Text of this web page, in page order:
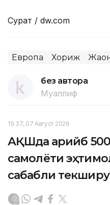
Сурат / dw.com
Европа Хориж
без автора
Муаллиф
19:37, 07 Август 2026
АҚШда қарийб
самолёти
сабабли